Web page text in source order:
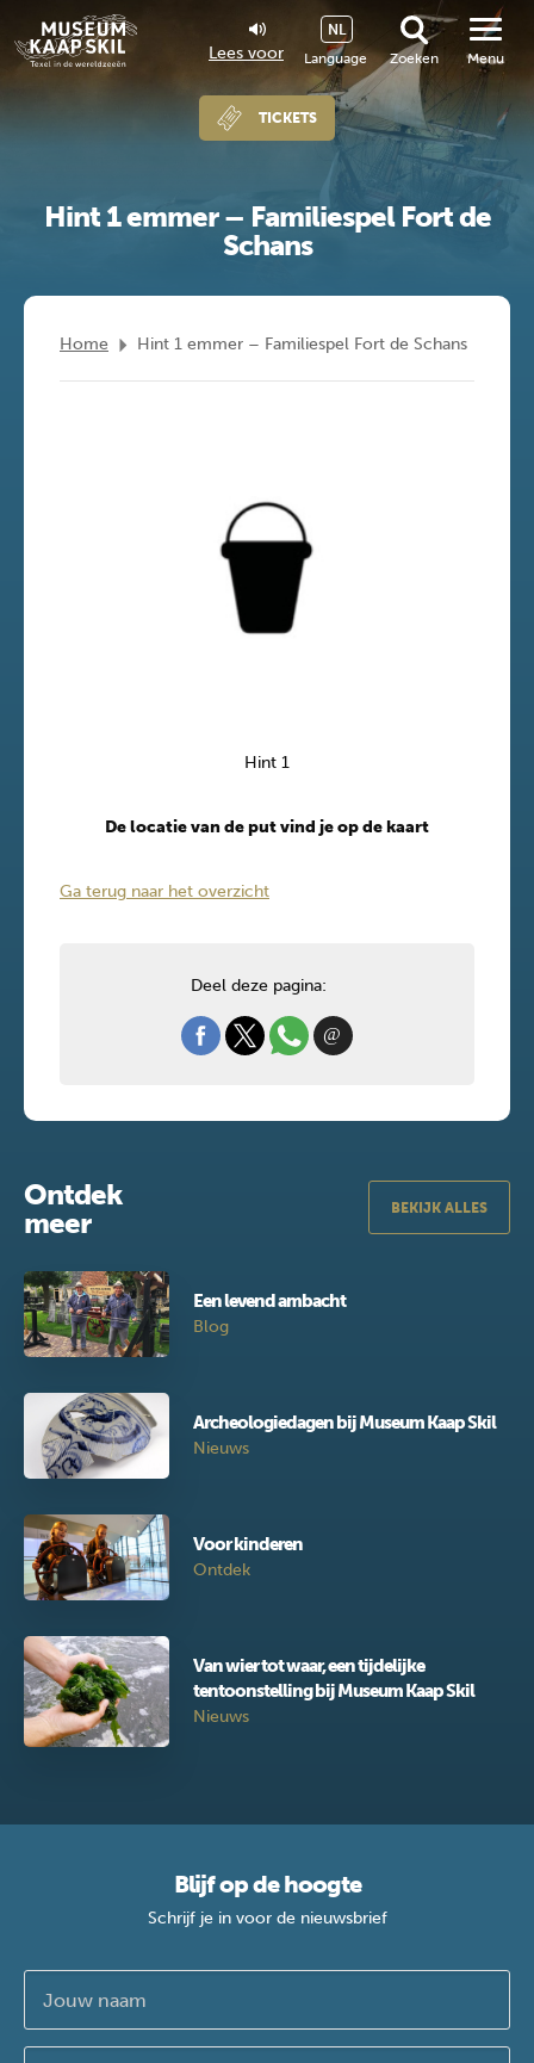
Lees voor Language
NL
Zoeken
TICKETS
Menu
Hint 1 emmer – Familiespel Fort de
Schans
Home Hint 1 emmer – Familiespel Fort de Schans
Hint 1
De locatie van de put vind je op de kaart
Ga terug naar het overzicht
Deel deze pagina:
Ontdek
meer
BEKIJK ALLES
Een levend ambacht
Blog
Archeologiedagen bij Museum Kaap Skil
Nieuws
Voor kinderen
Ontdek
Van wier tot waar, een tijdelijke
tentoonstelling bij Museum Kaap Skil
Nieuws
Blijf op de hoogte
Schrijf je in voor de nieuwsbrief